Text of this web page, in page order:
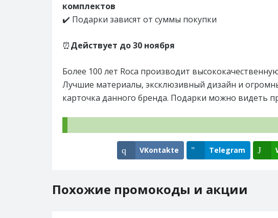
комплектов
✔️ Подарки зависят от суммы покупки
⏰Действует до 30 ноября
Более 100 лет Roca производит
Лучшие материалы, эксклюзивный дизайн и
карточка данного бренда. Подарки можно видеть
VKontakte Telegram
Похожие промокоды и акции